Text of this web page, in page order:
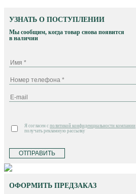
УЗНАТЬ О ПОСТУПЛЕНИИ
Мы сообщим, когда товар снова появится
в наличии
Я согласен с политикой конфиденциальности компании
получать рекламную рассылку
ОТПРАВИТЬ
ОФОРМИТЬ ПРЕДЗАКАЗ